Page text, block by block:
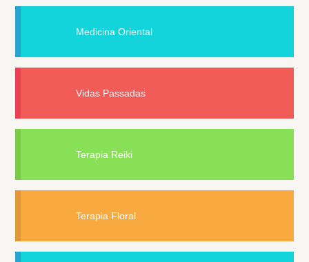
Medicina Oriental
Vidas Passadas
Terapia Reiki
Terapia Floral